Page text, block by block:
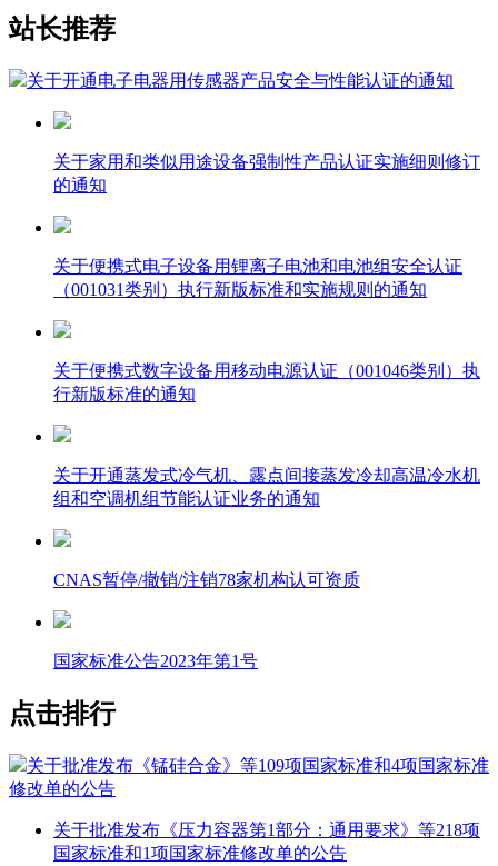
站长推荐
关于开通电子电器用传感器产品安全与性能认证的通知
关于家用和类似用途设备强制性产品认证实施细则修订
的通知
关于便携式电子设备用锂离子电池和电池组安全认证
（001031类别）执行新版标准和实施规则的通知
关于便携式数字设备用移动电源认证（001046类别）执
行新版标准的通知
关于开通蒸发式冷气机、露点间接蒸发冷却高温冷水机
组和空调机组节能认证业务的通知
CNAS暂停/撤销/注销78家机构认可资质
国家标准公告2023年第1号
点击排行
关于批准发布《锰硅合金》等109项国家标准和4项国家标准
修改单的公告
关于批准发布《压力容器第1部分：通用要求》等218项
国家标准和1项国家标准修改单的公告